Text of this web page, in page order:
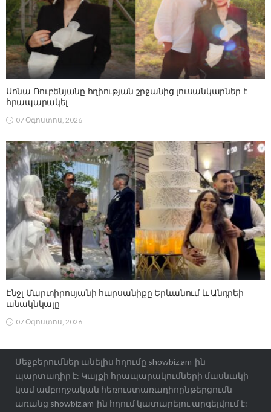
Սոնա Ռուբենյանը հղիության շրջանից լուսանկարներ է
հրապարակել
07 Օգոստոս, 2026
Էնջլ Մարտիրոսյանի հարսանիքը Երևանում և Անդրեի
անակնկալը
07 Օգոստոս, 2026
Մեջբերումներ անելիս հղումը showbiz.am-ին
պարտադիր է: Կայքի հրապարակումների մասնակի
կամ ամբողջական հեռուստառադիոընթերցումն
առանց showbiz.am-ին հղում կատարելու արգելվում է: